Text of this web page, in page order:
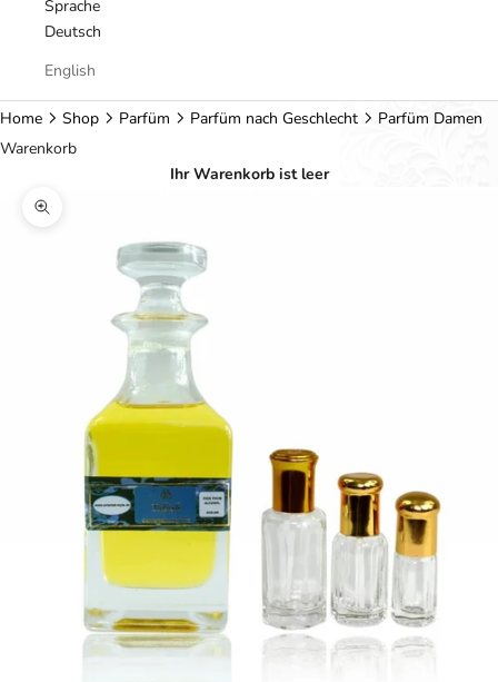
Sprache
Deutsch
English
Home Shop Parfüm Parfüm nach Geschlecht
Parfüm Damen
Warenkorb
Ihr Warenkorb ist leer
Bild vergrößern